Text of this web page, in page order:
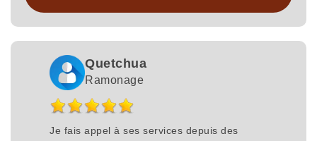
Quetchua
Ramonage
Je fais appel à ses services depuis des